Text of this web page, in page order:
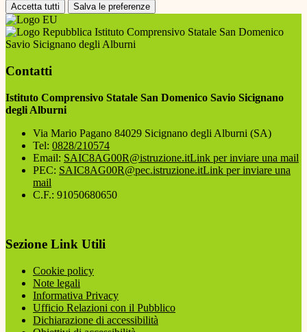
Accetta tutti Salva le preferenze
Istituto Comprensivo Statale San Domenico
Savio Sicignano degli Alburni
Contatti
Istituto Comprensivo Statale San Domenico Savio Sicignano
degli Alburni
Via Mario Pagano 84029 Sicignano degli Alburni (SA)
Tel: 0828/210574
Email: SAIC8AG00R@istruzione.itLink per inviare una mail
PEC: SAIC8AG00R@pec.istruzione.itLink per inviare una
mail
C.F.: 91050680650
Sezione Link Utili
Cookie policy
Note legali
Informativa Privacy
Ufficio Relazioni con il Pubblico
Dichiarazione di accessibilità